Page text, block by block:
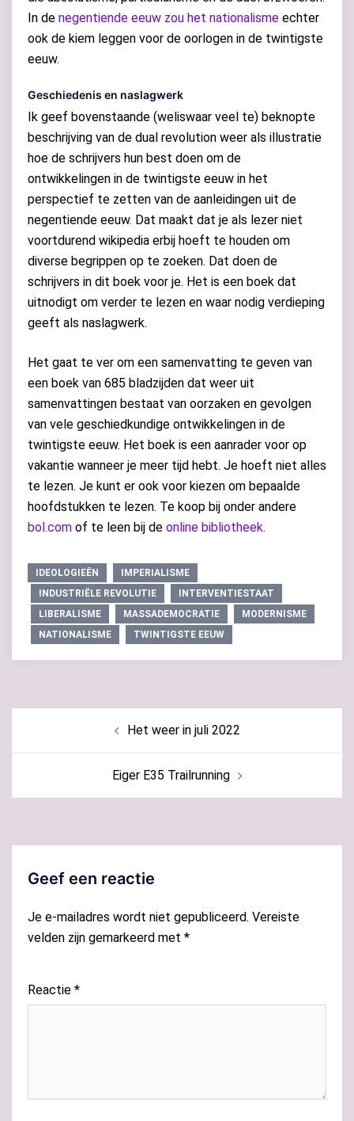
In de negentiende eeuw zou het nationalisme echter
ook de kiem leggen voor de oorlogen in de twintigste
eeuw.
Geschiedenis en naslagwerk
Ik geef bovenstaande (weliswaar veel te) beknopte
beschrijving van de dual revolution weer als illustratie
hoe de schrijvers hun best doen om de
ontwikkelingen in de twintigste eeuw in het
perspectief te zetten van de aanleidingen uit de
negentiende eeuw. Dat maakt dat je als lezer niet
voortdurend wikipedia erbij hoeft te houden om
diverse begrippen op te zoeken. Dat doen de
schrijvers in dit boek voor je. Het is een boek dat
uitnodigt om verder te lezen en waar nodig verdieping
geeft als naslagwerk.
Het gaat te ver om een samenvatting te geven van
een boek van 685 bladzijden dat weer uit
samenvattingen bestaat van oorzaken en gevolgen
van vele geschiedkundige ontwikkelingen in de
twintigste eeuw. Het boek is een aanrader voor op
vakantie wanneer je meer tijd hebt. Je hoeft niet alles
te lezen. Je kunt er ook voor kiezen om bepaalde
hoofdstukken te lezen. Te koop bij onder andere
bol.com of te leen bij de online bibliotheek.
IDEOLOGIEËN
IMPERIALISME
INDUSTRIËLE REVOLUTIE
INTERVENTIESTAAT
LIBERALISME
MASSADEMOCRATIE
MODERNISME
NATIONALISME
TWINTIGSTE EEUW
Het weer in juli 2022
Eiger E35 Trailrunning
Geef een reactie
Je e-mailadres wordt niet gepubliceerd. Vereiste
velden zijn gemarkeerd met *
Reactie *